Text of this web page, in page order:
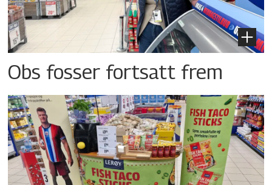
Obs fosser fortsatt frem